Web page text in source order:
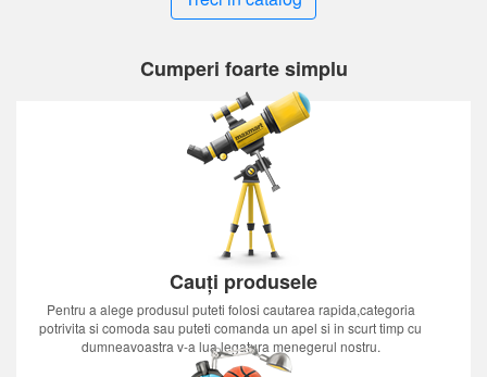
Cumperi foarte simplu
Cauți produsele
Pentru a alege produsul puteti folosi cautarea rapida,categoria
potrivita si comoda sau puteti comanda un apel si in scurt timp cu
dumneavoastra v-a lua legatura menegerul nostru.